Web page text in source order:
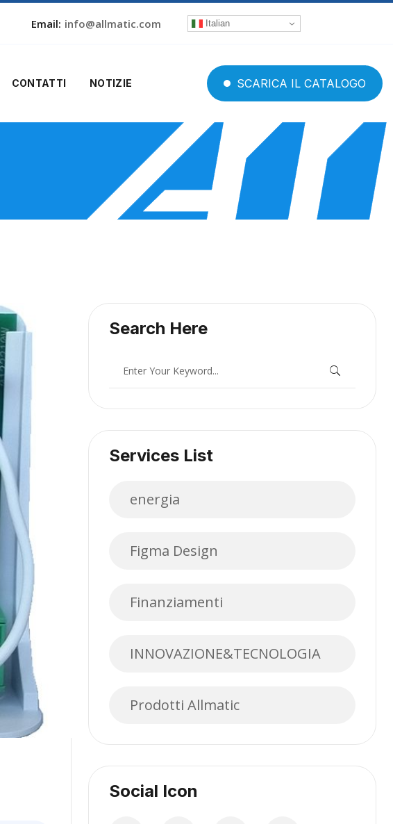
Email: info@allmatic.com Italian
CONTATTI NOTIZIE SCARICA IL CATALOGO
Search Here
Services List
energia
Figma Design
Finanziamenti
INNOVAZIONE&TECNOLOGIA
Prodotti Allmatic
Social Icon